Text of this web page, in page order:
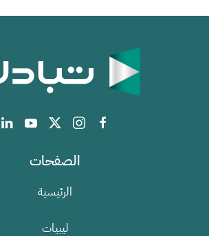
الصفحات
الرئيسية
ليبيات